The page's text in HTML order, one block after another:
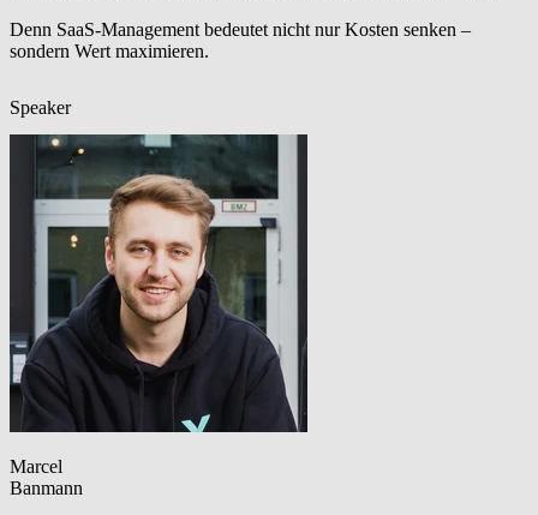
Denn SaaS-Management bedeutet nicht nur Kosten senken –
sondern Wert maximieren.
Speaker
Marcel
Banmann